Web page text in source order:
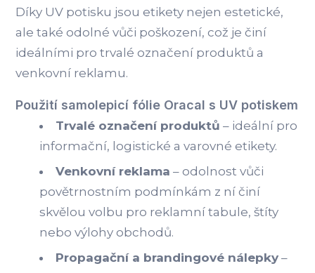
Díky UV potisku jsou etikety nejen estetické,
ale také odolné vůči poškození, což je činí
ideálními pro trvalé označení produktů a
venkovní reklamu.
Použití samolepicí fólie Oracal s UV potiskem
Trvalé označení produktů – ideální pro
informační, logistické a varovné etikety.
Venkovní reklama – odolnost vůči
povětrnostním podmínkám z ní činí
skvělou volbu pro reklamní tabule, štíty
nebo výlohy obchodů.
Propagační a brandingové nálepky –